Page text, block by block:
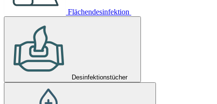
Flächendesinfektion
Desinfektionstücher